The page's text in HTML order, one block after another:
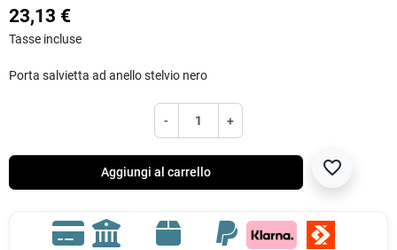
23,13 €
Tasse incluse
Porta salvietta ad anello stelvio nero
- +
Aggiungi al carrello favorite_border